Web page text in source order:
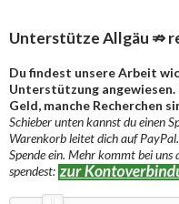
Unterstütze Allgäu ⇏
Du findest unsere Arbeit
Unterstützung
Geld, manche Recherchen
Schieber unten kannst du einen
Warenkorb leitet dich auf
Spende ein. Mehr kommt bei
spendest: